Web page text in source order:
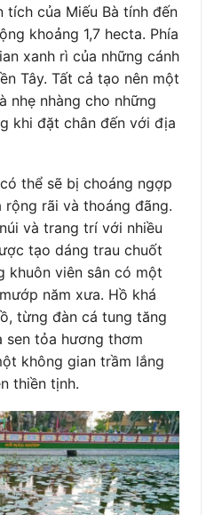
tích của Miếu Bà tính đến
khoảng 1,7 hecta. Phía
xanh rì của những cánh
Tây. Tất cả tạo nên một
nhẹ nhàng cho những
khi đặt chân đến với địa
thể sẽ bị choáng ngợp
rộng rãi và thoáng đãng.
và trang trí với nhiều
tạo dáng trau chuốt
khuôn viên sân có một
năm xưa. Hồ khá
từng đàn cá tung tăng
sen tỏa hương thơm
không gian trầm lắng
thiền tịnh.